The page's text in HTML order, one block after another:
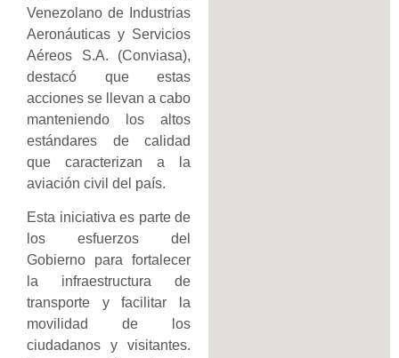
Venezolano de Industrias
Aeronáuticas y Servicios
Aéreos S.A. (Conviasa),
destacó que estas
acciones se llevan a cabo
manteniendo los altos
estándares de calidad
que caracterizan a la
aviación civil del país.
Esta iniciativa es parte de
los esfuerzos del
Gobierno para fortalecer
la infraestructura de
transporte y facilitar la
movilidad de los
ciudadanos y visitantes.